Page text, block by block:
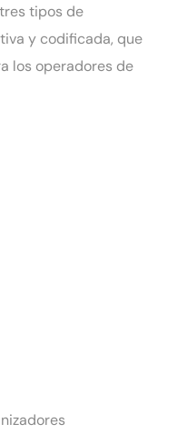
tipos de
y codificada, que
los operadores de